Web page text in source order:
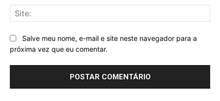
Salve meu nome, e-mail e site neste navegador para a
próxima vez que eu comentar.